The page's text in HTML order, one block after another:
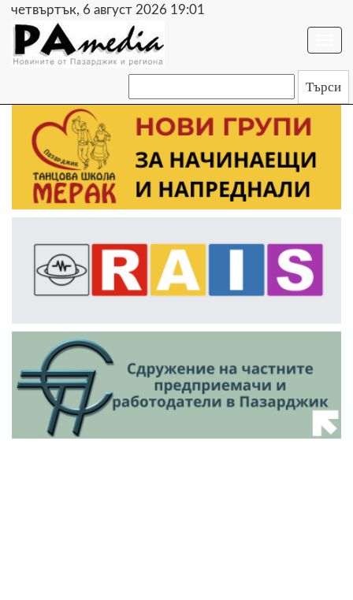
четвъртък, 6 август 2026 19:01